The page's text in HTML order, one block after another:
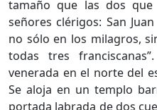
tamaño que las dos
señores clérigos: San
no sólo en los milagros,
todas tres
venerada en el norte del
Se aloja en un templo
portada labrada de dos